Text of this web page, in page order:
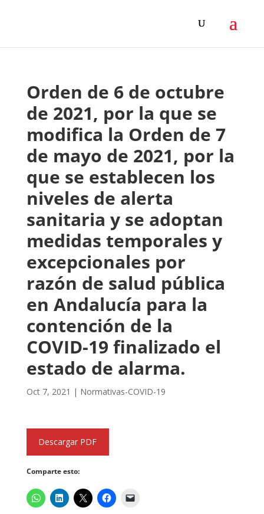
Orden de 6 de octubre
de 2021, por la que se
modifica la Orden de 7
de mayo de 2021, por la
que se establecen los
niveles de alerta
sanitaria y se adoptan
medidas temporales y
excepcionales por
razón de salud pública
en Andalucía para la
contención de la
COVID-19 finalizado el
estado de alarma.
Oct 7, 2021 | Normativas-COVID-19
Descargar PDF
Comparte esto: